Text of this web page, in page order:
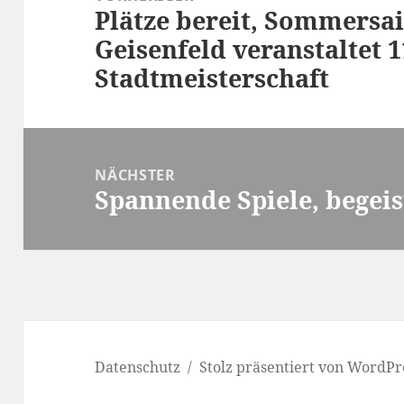
Vorheriger
Beitrag:
Plätze bereit,
Geisenfeld veranstaltet
Stadtmeisterschaft
NÄCHSTER
Nächster
Spannende Spiele,
Datenschutz Stolz präsentiert von